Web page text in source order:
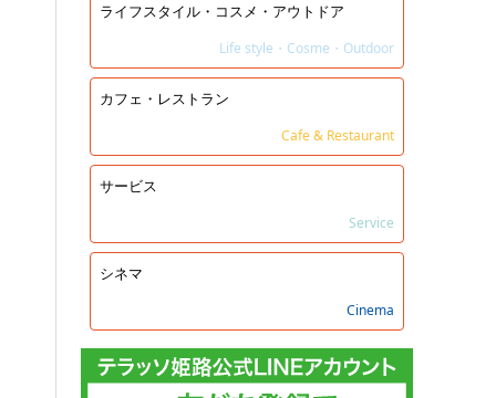
ライフスタイル・コスメ・アウトドア
Life style・Cosme・Outdoor
カフェ・レストラン
Cafe & Restaurant
サービス
Service
シネマ
Cinema